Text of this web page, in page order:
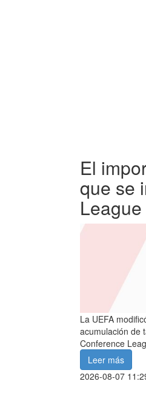
El
que se
La UEFA
acumulación de
Conference
Leer más
2026-08-07